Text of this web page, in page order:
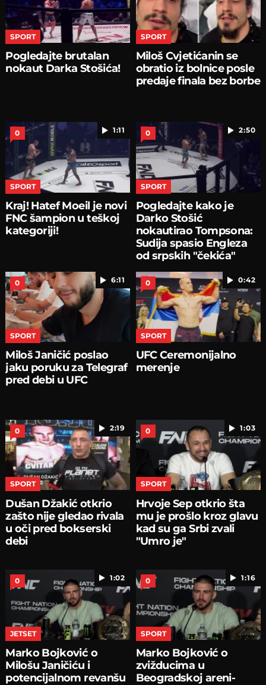
SPORT
Pogledajte brutalan
nokaut Darka Stošića!
SPORT
Miloš Cvjetićanin se
obratio iz bolnice posle
predaje finala bez borbe
1:11
0
SPORT
Kraj! Hatef Moeil je novi
FNC šampion u teškoj
kategoriji!
2:50
0
SPORT
Pogledajte kako je
Darko Stošić
nokautirao Tompsona:
Sudija spasio Engleza
od srpskih "čekića"
6:11
0
SPORT
Miloš Janičić poslao
jaku poruku za Telegraf
pred debi u UFC
0:42
0
SPORT
UFC Ceremonijalno
merenje
2:19
0
SPORT
Dušan Džakić otkrio
zašto nije gledao rivala
u oči pred bokserski
debi
1:03
0
SPORT
Hrvoje Sep otkrio šta
mu je prošlo kroz glavu
kad su ga Srbi zvali
"Umro je"
1:02
0
JETSET
Marko Bojković o
Milošu Janičiću i
potencijalnom revanšu
1:16
0
SPORT
Marko Bojković o
zvižducima u
Beogradskoj areni-